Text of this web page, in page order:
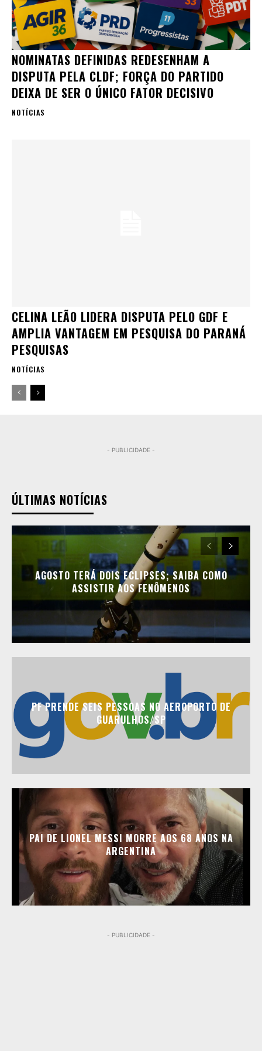
NOMINATAS DEFINIDAS REDESENHAM A
DISPUTA PELA CLDF; FORÇA DO PARTIDO
DEIXA DE SER O ÚNICO FATOR DECISIVO
NOTÍCIAS
CELINA LEÃO LIDERA DISPUTA PELO GDF E
AMPLIA VANTAGEM EM PESQUISA DO PARANÁ
PESQUISAS
NOTÍCIAS
- PUBLICIDADE -
ÚLTIMAS NOTÍCIAS
AGOSTO TERÁ DOIS ECLIPSES; SAIBA COMO
ASSISTIR AOS FENÔMENOS
PF PRENDE SEIS PESSOAS NO AEROPORTO DE
GUARULHOS/SP
PAI DE LIONEL MESSI MORRE AOS 68 ANOS NA
ARGENTINA
- PUBLICIDADE -